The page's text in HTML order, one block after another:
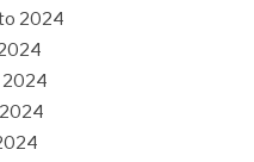
2024
2024